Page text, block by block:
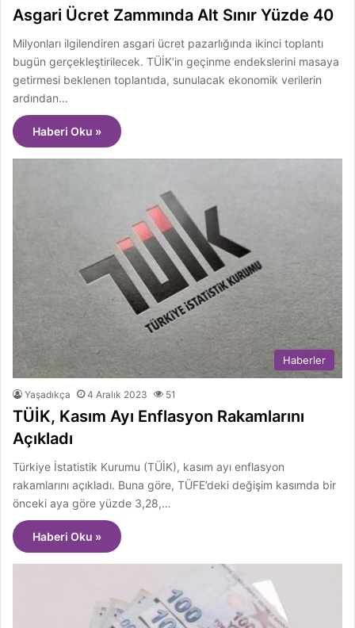
Asgari Ücret Zammında Alt Sınır Yüzde 40
Milyonları ilgilendiren asgari ücret pazarlığında ikinci toplantı
bugün gerçekleştirilecek. TÜİK’in geçinme endekslerini masaya
getirmesi beklenen toplantıda, sunulacak ekonomik verilerin
ardından…
Haberi Oku »
Haberler
Yaşadıkça 4 Aralık 2023 51
TÜİK, Kasım Ayı Enflasyon Rakamlarını
Açıkladı
Türkiye İstatistik Kurumu (TÜİK), kasım ayı enflasyon
rakamlarını açıkladı. Buna göre, TÜFE’deki değişim kasımda bir
önceki aya göre yüzde 3,28,…
Haberi Oku »